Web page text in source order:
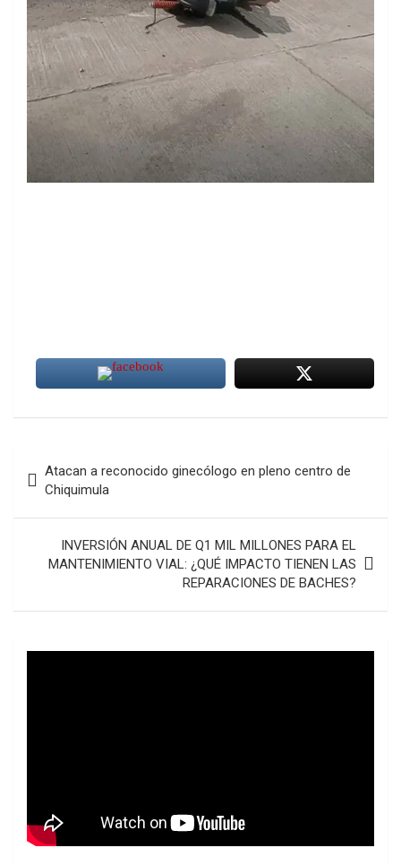
de
entradas
Atacan a reconocido ginecólogo en pleno centro de
Chiquimula
INVERSIÓN ANUAL DE Q1 MIL MILLONES PARA EL
MANTENIMIENTO VIAL: ¿QUÉ IMPACTO TIENEN LAS
REPARACIONES DE BACHES?